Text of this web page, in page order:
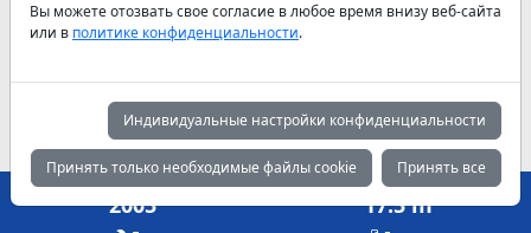
Май
960 €
Июнь
1,080 €
Июль
1,200 € 1,080 € 960 €
2005 17.5 m
Вы можете отозвать свое согласие в любое время внизу веб-сайта
или в политике конфиденциальности.
Индивидуальные настройки конфиденциальности
Принять только необходимые файлы cookie Принять все